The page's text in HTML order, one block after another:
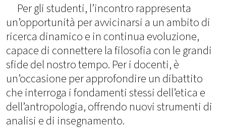
Per gli studenti, l’incontro rappresenta
un’opportunità per avvicinarsi a un ambito di
ricerca dinamico e in continua evoluzione,
capace di connettere la filosofia con le grandi
sfide del nostro tempo. Per i docenti, è
un’occasione per approfondire un dibattito
che interroga i fondamenti stessi dell’etica e
dell’antropologia, offrendo nuovi strumenti di
analisi e di insegnamento.